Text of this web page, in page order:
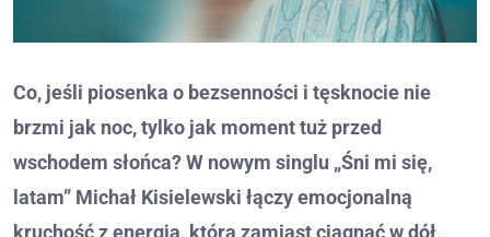
Co, jeśli piosenka o bezsenności i tęsknocie nie
brzmi jak noc, tylko jak moment tuż przed
wschodem słońca? W nowym singlu „Śni mi się,
latam” Michał Kisielewski łączy emocjonalną
kruchość z energią, która zamiast ciągnąć w dół,